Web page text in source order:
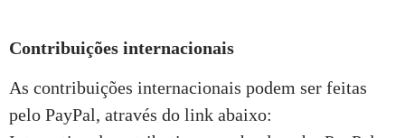
Contribuições internacionais
As contribuições internacionais podem ser feitas
pelo PayPal, através do link abaixo: